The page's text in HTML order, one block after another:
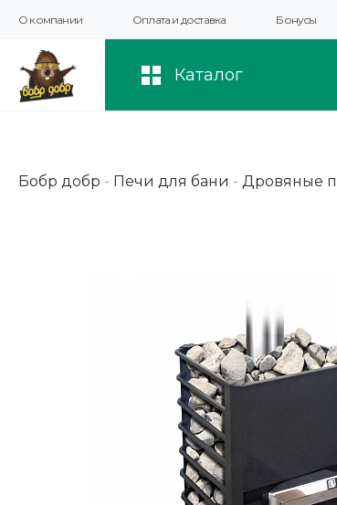
О компании Оплата и доставка Бонусы
Каталог
Бобр добр - Печи для бани - Дровяные
Мы используем файлы cookie